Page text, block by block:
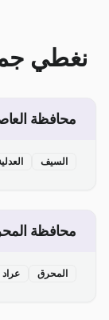
نغطي
محافظة
السيف
محافظة
المحرق عراد